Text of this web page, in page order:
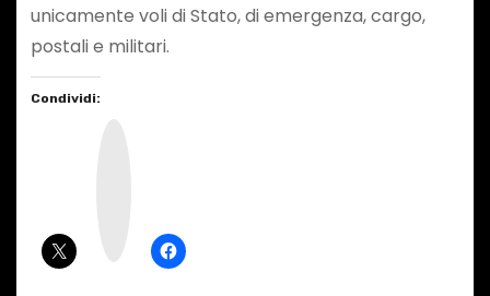
unicamente voli di Stato, di emergenza, cargo,
postali e militari.
Condividi: